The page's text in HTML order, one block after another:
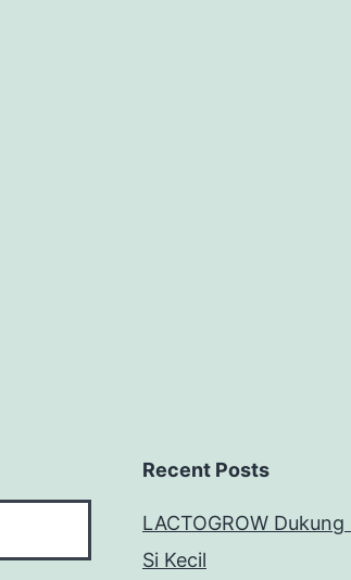
Recent Posts
LACTOGROW
Si Kecil